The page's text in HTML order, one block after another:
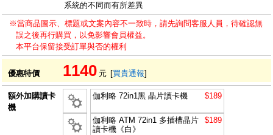
系統的不同而有所差異
※當商品圖示、標題或文案內容不一致時，請先詢問客服人員，待確認無
誤之後再行購買，以免影響會員權益。
本平台保留接受訂單與否的權利
優惠特價 1140 元 [買貴通報]
額外加購讀卡
機
伽利略 72in1黑 晶片讀卡機 $189
伽利略 ATM 72in1 多插槽晶片
讀卡機《白》
$189